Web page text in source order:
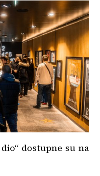
dostupne su na